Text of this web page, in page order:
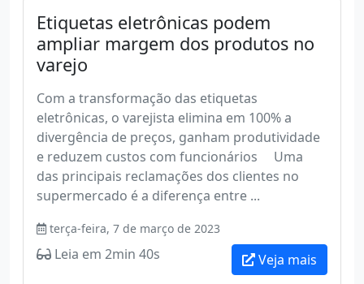
Etiquetas eletrônicas podem
ampliar margem dos produtos no
varejo
Com a transformação das etiquetas
eletrônicas, o varejista elimina em 100% a
divergência de preços, ganham produtividade
e reduzem custos com funcionários Uma
das principais reclamações dos clientes no
supermercado é a diferença entre ...
terça-feira, 7 de março de 2023
Leia em 2min 40s Veja mais